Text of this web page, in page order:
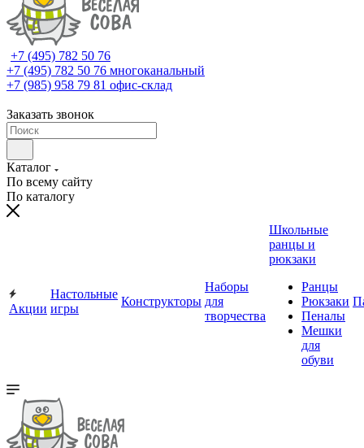
+7 (495) 782 50 76
+7 (495) 782 50 76 многоканальный
+7 (985) 958 79 81 офис-склад
Заказать звонок
Каталог
По всему сайту
По каталогу
Акции
Настольные
игры
Конструкторы
Наборы
для
творчества
Школьные
ранцы и
рюкзаки
Ранцы
Рюкзаки
Пеналы
Мешки
для
обуви